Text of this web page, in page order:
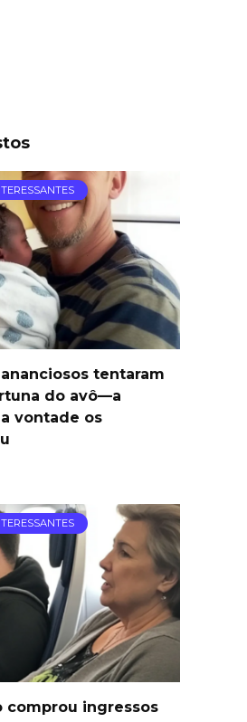
tentaram
do avô—a
vontade os
comprou ingressos